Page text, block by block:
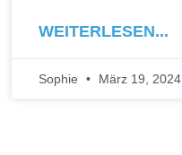
WEITERLESEN...
Sophie März 19, 2024